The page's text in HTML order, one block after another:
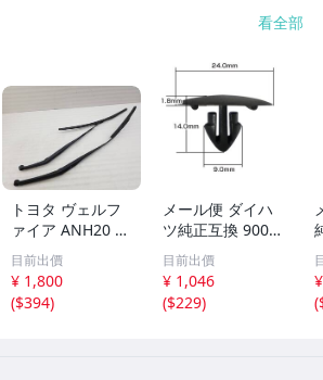
看全部
トヨタ ヴェルフ
ァイア ANH20 A
NH25 純正 ワイ
パーアーム 左右
セット [D98 CW-
35]
目前出價
¥ 1,800
($394)
メール便 ダイハ
ツ純正互換 9004
4-68280同等 フ
ードインシュレー
ター スクリュー
グロメット クリ
目前出價
¥ 1,046
($229)
(